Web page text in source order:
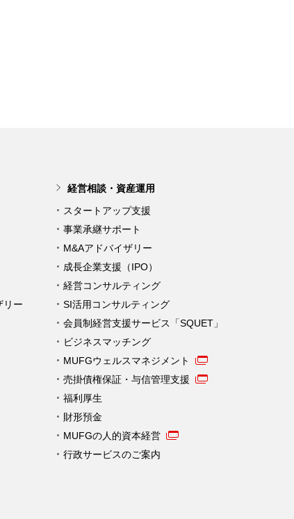
リー
経営相談・資産運用
スタートアップ支援
事業承継サポート
M&Aアドバイザリー
成長企業支援（IPO）
経営コンサルティング
SI活用コンサルティング
会員制経営支援サービス「SQUET」
ビジネスマッチング
MUFGウェルスマネジメント
売掛債権保証・与信管理支援
福利厚生
財形預金
MUFGの人的資本経営
行政サービスのご案内